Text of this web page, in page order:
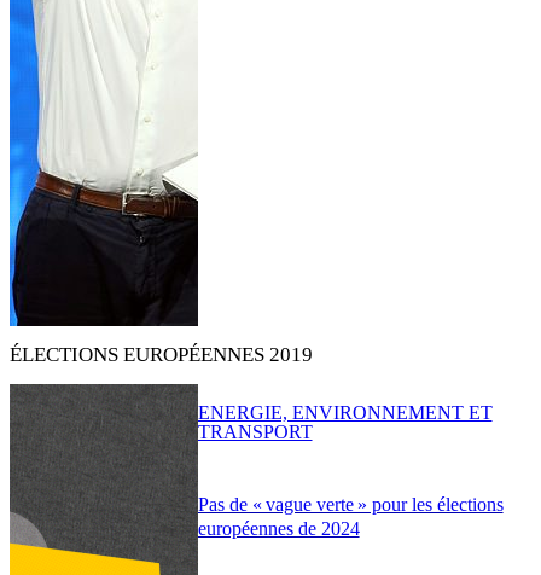
ÉLECTIONS EUROPÉENNES 2019
Pas de « vague verte » pour les élections
européennes de 2024
ENERGIE, ENVIRONNEMENT ET
TRANSPORT